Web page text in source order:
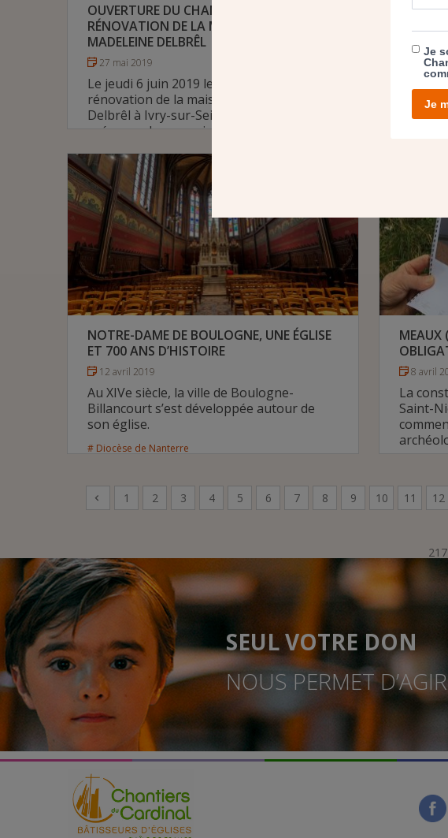
OUVERTURE DU CHANTIER DE
RÉNOVATION DE LA MAISON DE
MADELEINE DELBRÊL
27 mai 2019
Le jeudi 6 juin 2019 le chantier de
rénovation de la maison de Madeleine
Delbrêl à Ivry-sur-Seine a été lancé en
présence de monseigneur Michel Santier,
# Diocèse de Créteil
7 mai
Le 5
NOTRE-DAME DE BOULOGNE, UNE ÉGLISE
ET 700 ANS D’HISTOIRE
12 avril 2019
Au XIVe siècle, la ville de Boulogne-
Billancourt s’est développée autour de
son église.
# Diocèse de Nanterre
MEAUX
8 avril
La
Saint-
1 2 3 4 5 6 7 8 9 10 11 12
SEUL VOTRE DON
NOUS PERMET D’AGIR
Je
Je